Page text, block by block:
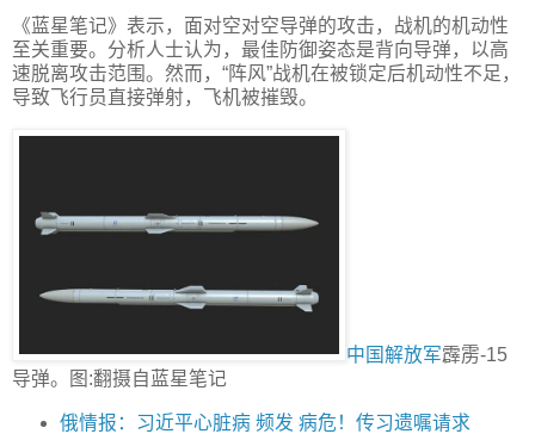
《蓝星笔记》表示，面对空对空导弹的攻击，战机的机动性
至关重要。分析人士认为，最佳防御姿态是背向导弹，以高
速脱离攻击范围。然而，“阵风”战机在被锁定后机动性不足，
导致飞行员直接弹射，飞机被摧毁。
中国解放军霹雳-15
导弹。图:翻摄自蓝星笔记
俄情报：习近平心脏病 频发 病危！传习遗嘱请求